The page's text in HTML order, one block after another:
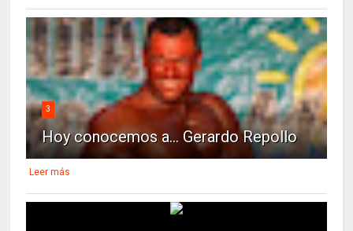
3
Hoy conocemos a... Gerardo Repollo
Leer más